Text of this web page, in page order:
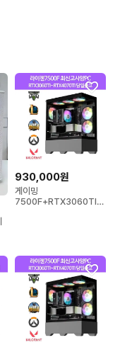
930,000원
게이밍
7500F+RTX3060TI~